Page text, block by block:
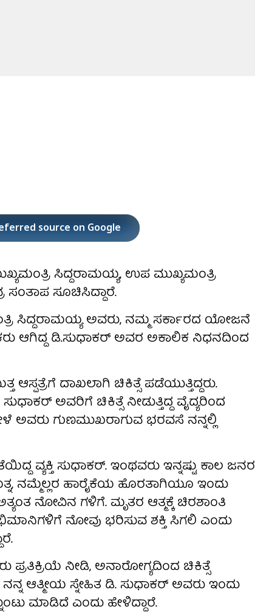
source on Google
ಸಿದ್ದರಾಮಯ್ಯ, ಉಪ ಮುಖ್ಯಮಂತ್ರಿ
ಸಂತಾಪ ಸೂಚಿಸಿದ್ದಾರೆ.
ಸಿದ್ದರಾಮಯ್ಯ ಅವರು, ನಮ್ಮ ಸರ್ಕಾರದ ಯೋಜನೆ
ಆಗಿದ್ದ ಡಿ.ಸುಧಾಕರ್ ಅವರ ಅಕಾಲಿಕ ನಿಧನದಿಂದ
ದಾಖಲಾಗಿ ಚಿಕಿತ್ಸೆ ಪಡೆಯುತ್ತಿದ್ದರು.
ಅವರಿಗೆ ಚಿಕಿತ್ಸೆ ನೀಡುತ್ತಿದ್ದ ವೈದ್ಯರಿಂದ
ಗುಣಮುಖರಾಗುವ ಭರವಸೆ ನನ್ನಲ್ಲಿ
ವ್ಯಕ್ತಿ ಸುಧಾಕರ್. ಇಂಥವರು ಇನ್ನಷ್ಟು ಕಾಲ ಜನರ
ನಮ್ಮೆಲ್ಲರ ಹಾರೈಕೆಯ ಹೊರತಾಗಿಯೂ ಇಂದು
ನೋವಿನ ಗಳಿಗೆ. ಮೃತರ ಆತ್ಮಕ್ಕೆ ಚಿರಶಾಂತಿ
ನೋವು ಭರಿಸುವ ಶಕ್ತಿ ಸಿಗಲಿ ಎಂದು
ನೀಡಿ, ಅನಾರೋಗ್ಯದಿಂದ ಚಿಕಿತ್ಸೆ
ಆತ್ಮೀಯ ಸ್ನೇಹಿತ ಡಿ. ಸುಧಾಕರ್ ಅವರು ಇಂದು
ಮಾಡಿದೆ ಎಂದು ಹೇಳಿದ್ದಾರೆ.